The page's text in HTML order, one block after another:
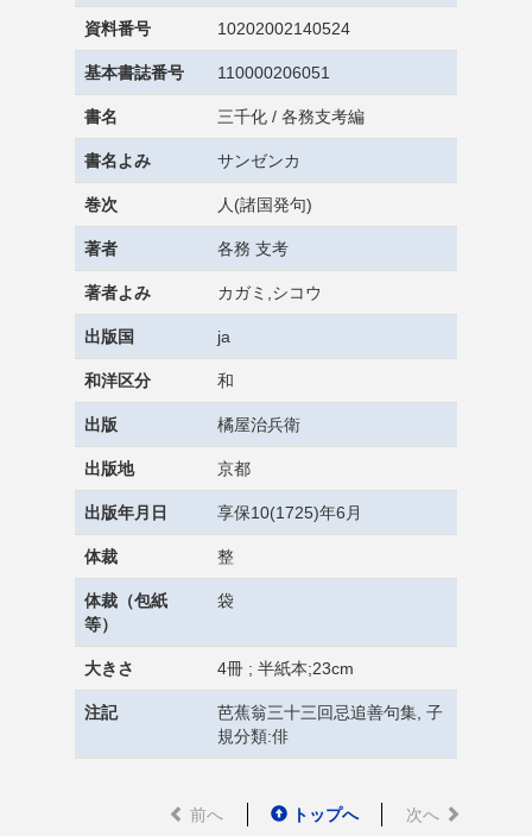
資料番号 10202002140524
基本書誌番号 110000206051
書名 三千化 / 各務支考編
書名よみ サンゼンカ
巻次 人(諸国発句)
著者 各務 支考
著者よみ カガミ,シコウ
出版国 ja
和洋区分 和
出版 橘屋治兵衛
出版地 京都
出版年月日 享保10(1725)年6月
体裁 整
体裁（包紙
等）
袋
大きさ 4冊 ; 半紙本;23cm
注記
芭蕉翁三十三回忌追善句集, 子
規分類:俳
前へ トップへ 次へ